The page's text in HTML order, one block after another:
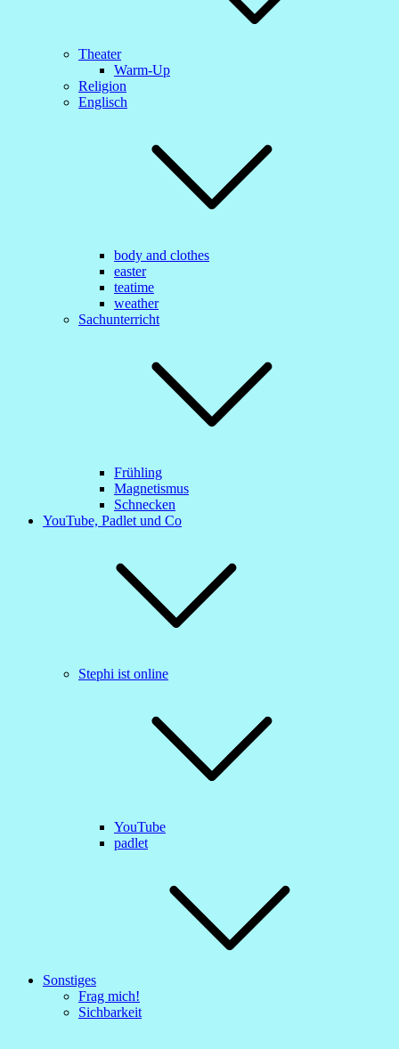
Theater
Warm-Up
Religion
Englisch
body and clothes
easter
teatime
weather
Sachunterricht
Frühling
Magnetismus
Schnecken
YouTube, Padlet und Co
Stephi ist online
YouTube
padlet
Sonstiges
Frag mich!
Sichbarkeit